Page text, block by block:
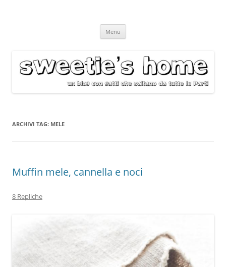
Menu
ARCHIVI TAG: MELE
Muffin mele, cannella e noci
8 Repliche